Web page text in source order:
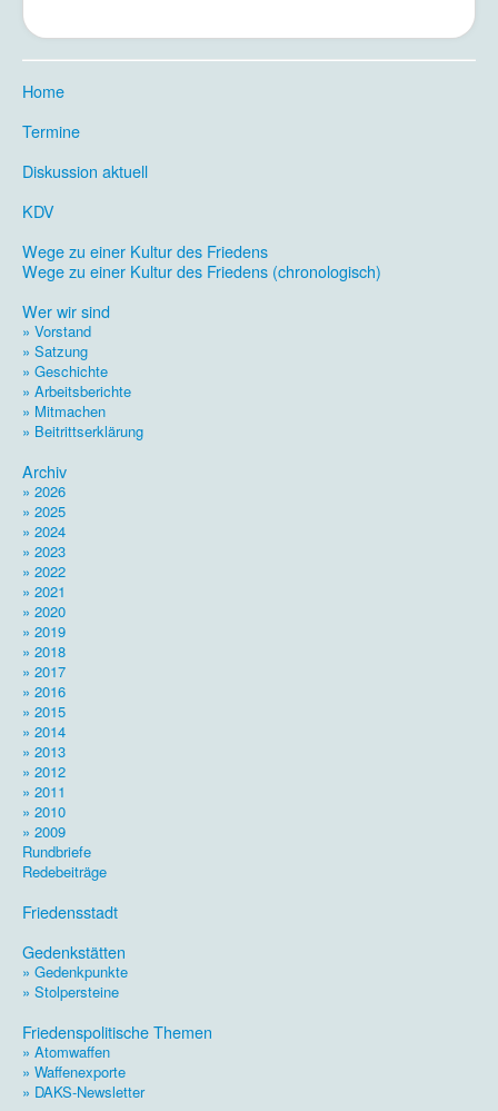
Home
Termine
Diskussion aktuell
KDV
Wege zu einer Kultur des Friedens
Wege zu einer Kultur des Friedens (chronologisch)
Wer wir sind
» Vorstand
» Satzung
» Geschichte
» Arbeitsberichte
» Mitmachen
» Beitrittserklärung
Archiv
» 2026
» 2025
» 2024
» 2023
» 2022
» 2021
» 2020
» 2019
» 2018
» 2017
» 2016
» 2015
» 2014
» 2013
» 2012
» 2011
» 2010
» 2009
Rundbriefe
Redebeiträge
Friedensstadt
Gedenkstätten
» Gedenkpunkte
» Stolpersteine
Friedenspolitische Themen
» Atomwaffen
» Waffenexporte
» DAKS-Newsletter